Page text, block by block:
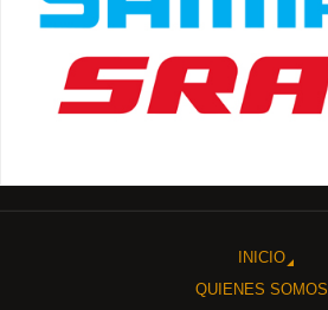
INICIO
QUIENES SOMOS